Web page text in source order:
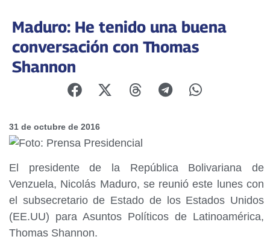
Maduro: He tenido una buena
conversación con Thomas
Shannon
31 de octubre de 2016
El presidente de la República Bolivariana de
Venzuela, Nicolás Maduro, se reunió este lunes con
el subsecretario de Estado de los Estados Unidos
(EE.UU) para Asuntos Políticos de Latinoamérica,
Thomas Shannon.